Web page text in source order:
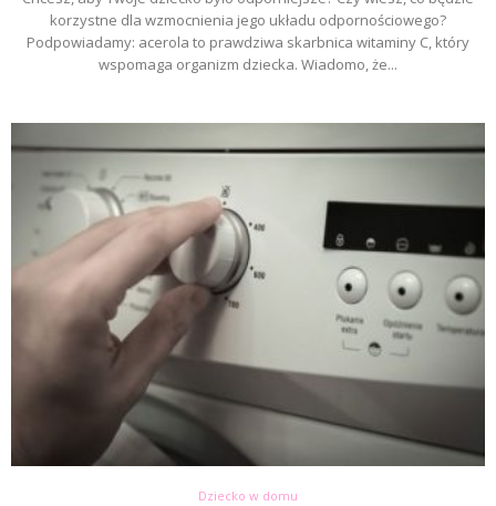
korzystne dla wzmocnienia jego układu odpornościowego?
Podpowiadamy: acerola to prawdziwa skarbnica witaminy C, który
wspomaga organizm dziecka. Wiadomo, że...
Dziecko w domu